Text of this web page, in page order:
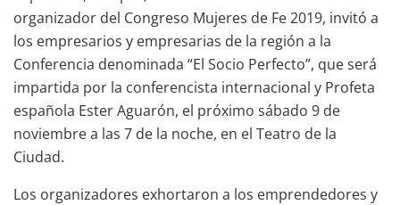
organizador del Congreso Mujeres de Fe 2019, invitó a
los empresarios y empresarias de la región a la
Conferencia denominada “El Socio Perfecto”, que será
impartida por la conferencista internacional y Profeta
española Ester Aguarón, el próximo sábado 9 de
noviembre a las 7 de la noche, en el Teatro de la
Ciudad.
Los organizadores exhortaron a los emprendedores y